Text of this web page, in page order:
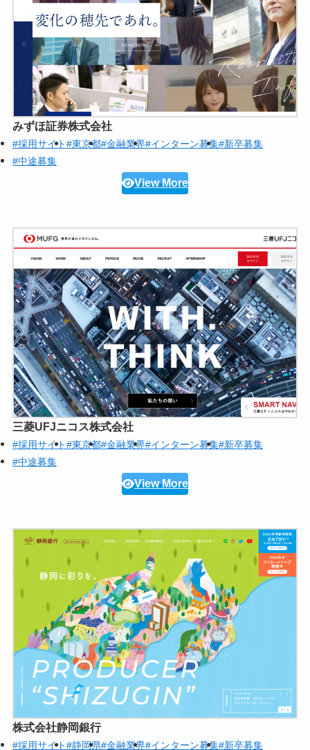
みずほ証券株式会社
#採用サイト#東京都#金融業界#インターン募集#新卒募集
#中途募集
View More
三菱UFJニコス株式会社
#採用サイト#東京都#金融業界#インターン募集#新卒募集
#中途募集
View More
株式会社静岡銀行
#採用サイト#静岡県#金融業界#インターン募集#新卒募集